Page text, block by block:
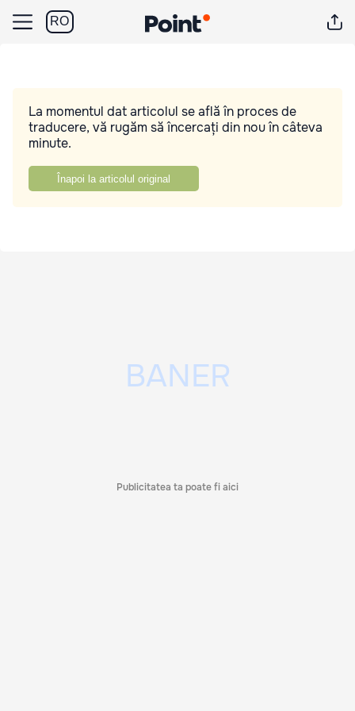
RO
La momentul dat articolul se află în proces de
traducere, vă rugăm să încercați din nou în câteva
minute.
Înapoi la articolul original
Publicitatea ta poate fi aici